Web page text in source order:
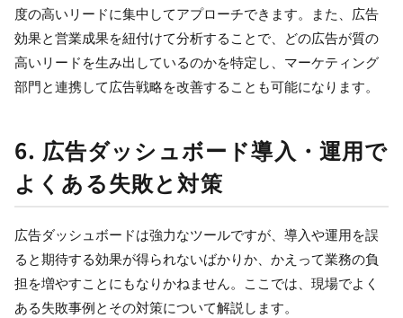
度の高いリードに集中してアプローチできます。また、広告
効果と営業成果を紐付けて分析することで、どの広告が質の
高いリードを生み出しているのかを特定し、マーケティング
部門と連携して広告戦略を改善することも可能になります。
6. 広告ダッシュボード導入・運用で
よくある失敗と対策
広告ダッシュボードは強力なツールですが、導入や運用を誤
ると期待する効果が得られないばかりか、かえって業務の負
担を増やすことにもなりかねません。ここでは、現場でよく
ある失敗事例とその対策について解説します。